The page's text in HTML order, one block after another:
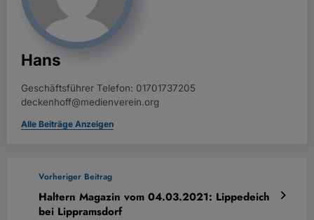
Hans
Geschäftsführer Telefon: 01701737205
deckenhoff@medienverein.org
Alle Beiträge Anzeigen
Vorheriger Beitrag
Haltern Magazin vom 04.03.2021: Lippedeich
bei Lippramsdorf